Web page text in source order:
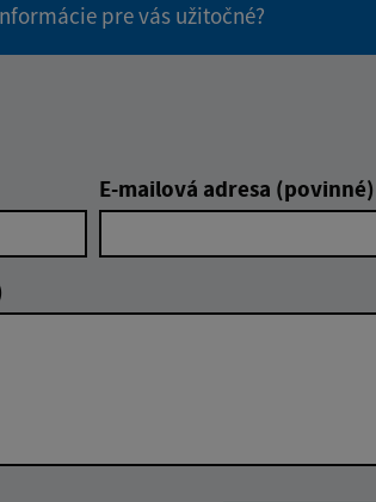
pre vás užitočné?
E-mailová adresa (povinné)